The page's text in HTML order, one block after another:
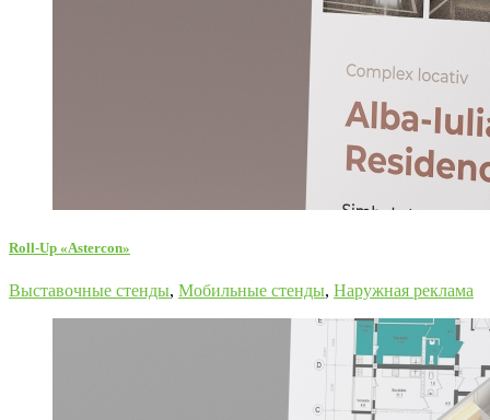
Roll-Up «Astercon»
Выставочные стенды, Мобильные стенды, Наружная реклама